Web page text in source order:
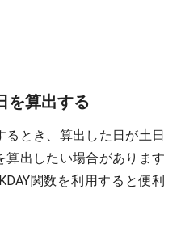
を算出する
とき、算出した日が土日
算出したい場合があります
関数を利用すると便利